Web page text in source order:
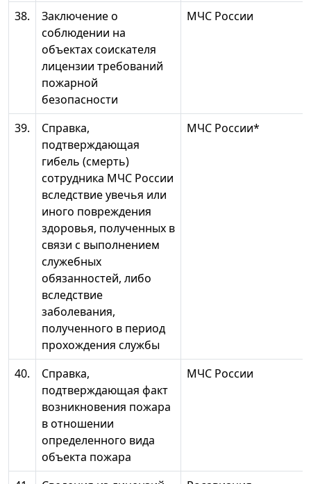
38.
Заключение о
соблюдении на
объектах соискателя
лицензии требований
пожарной
безопасности
МЧС России
39.
Справка,
подтверждающая
гибель (смерть)
сотрудника МЧС России
вследствие увечья или
иного повреждения
здоровья, полученных в
связи с выполнением
служебных
обязанностей, либо
вследствие
заболевания,
полученного в период
прохождения службы
МЧС России*
40.
Справка,
подтверждающая факт
возникновения пожара
в отношении
определенного вида
объекта пожара
МЧС России